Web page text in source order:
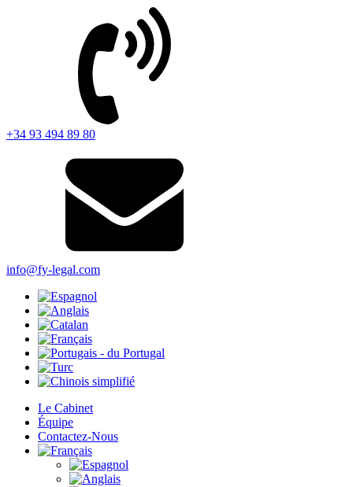
+34 93 494 89 80
info@fy-legal.com
Le Cabinet
Équipe
Contactez-Nous